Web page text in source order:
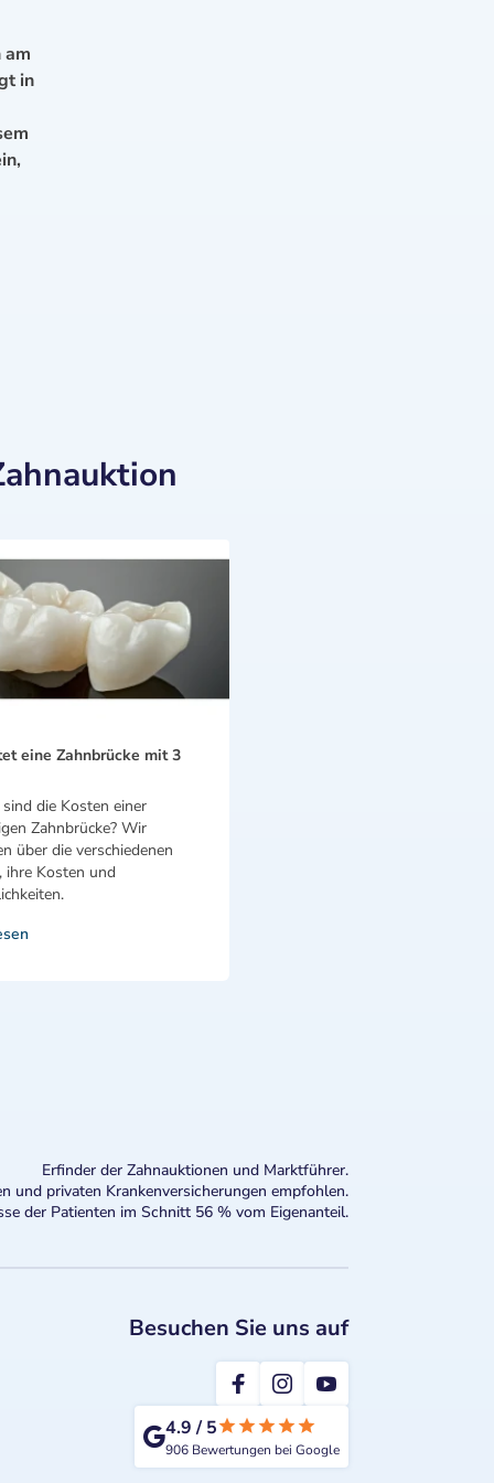
in
eine Zahnbrücke mit 3
die Kosten einer
Zahnbrücke? Wir
über die verschiedenen
ihre Kosten und
Erfinder der Zahnauktionen und Marktführer.
und privaten Krankenversicherungen empfohlen.
der Patienten im Schnitt 56 % vom Eigenanteil.
Besuchen Sie uns auf
2te-ZahnarztMeinung
4.9/5
906 Bewertungen bei Google